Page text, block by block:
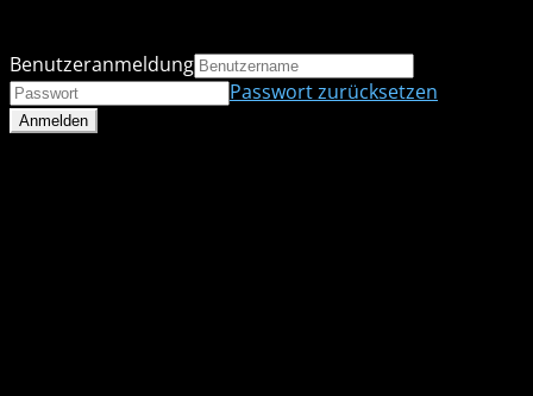
Benutzeranmeldung
Passwort zurücksetzen